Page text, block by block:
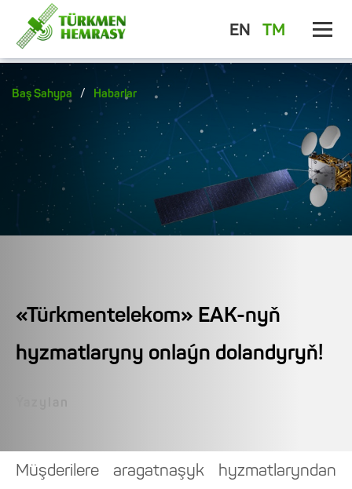
EN TM
Baş Sahypa / Habarlar
«Türkmentelekom» EAK-nyň
hyzmatlaryny onlaýn dolandyryň!
Müşderilere aragatnaşyk hyzmatlaryndan